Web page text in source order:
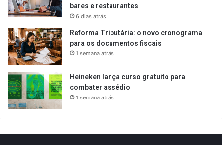
bares e restaurantes
6 dias atrás
Reforma Tributária: o novo cronograma
para os documentos fiscais
1 semana atrás
Heineken lança curso gratuito para
combater assédio
1 semana atrás